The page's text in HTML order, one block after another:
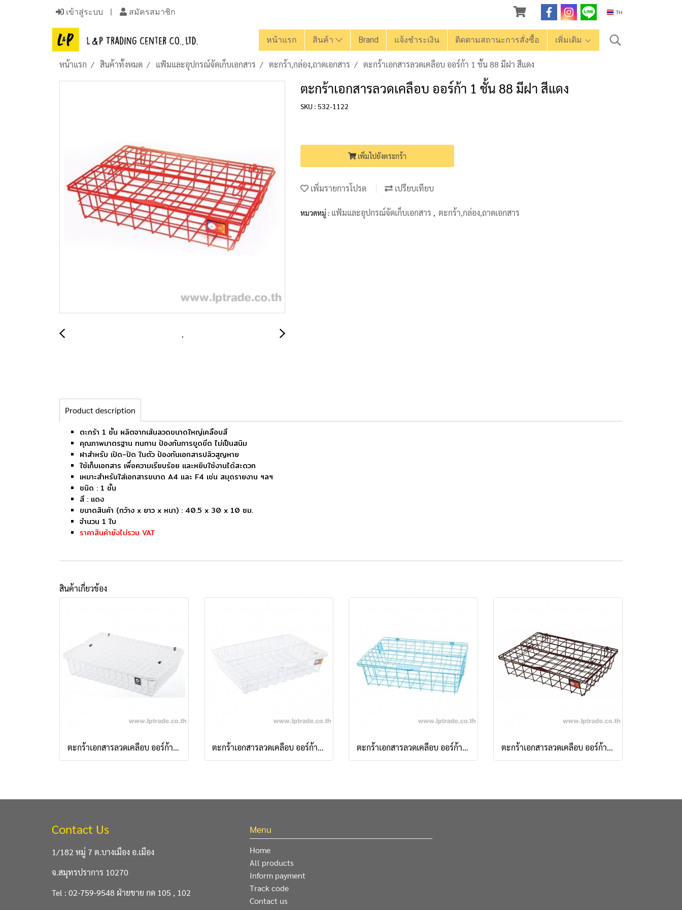
เข้าสู่ระบบ สมัครสมาชิก TH
หน้าแรก สินค้า Brand แจ้งชำระเงิน ติดตามสถานะการสั่งซื้อ เพิ่มเติม
หน้าแรก สินค้าทั้งหมด แฟ้มและอุปกรณ์จัดเก็บเอกสาร ตะกร้า,กล่อง,ถาดเอกสาร ตะกร้าเอกสารลวดเคลือบ ออร์ก้า 1 ชั้น 88 มีฝา สีแดง
ตะกร้าเอกสารลวดเคลือบ ออร์ก้า 1 ชั้น 88 มีฝา สีแดง
SKU : 532-1122
เพิ่มไปยังตระกร้า
เพิ่มรายการโปรด เปรียบเทียบ
หมวดหมู่ : แฟ้มและอุปกรณ์จัดเก็บเอกสาร , ตะกร้า,กล่อง,ถาดเอกสาร
Product description
ตะกร้า 1 ชั้น ผลิตจากเส้นลวดขนาดใหญ่เคลือบสี
คุณภาพมาตรฐาน ทนทาน ป้องกันการขูดขีด ไม่เป็นสนิม
ฝาสำหรับ เปิด-ปิด ในตัว ป้องกันเอกสารปลิวสูญหาย
ใช้เก็บเอกสาร เพื่อความเรียบร้อย และหยิบใช้งานได้สะดวก
เหมาะสำหรับใส่เอกสารขนาด A4 และ F4 เช่น สมุดรายงาน ฯลฯ
ชนิด : 1 ชั้น
สี : แดง
ขนาดสินค้า (กว้าง x ยาว x หนา) : 40.5 x 30 x 10 ซม.
จำนวน 1 ใบ
ราคาสินค้ายังไม่รวม VAT
สินค้าเกี่ยวข้อง
ตะกร้าเอกสารลวดเคลือบ ออร์ก้า 1 ชั้น 78 มีฝา สีขาว ตะกร้าเอกสารลวดเคลือบ ออร์ก้า 1 ชั้น 88 มีฝา สีขาว ตะกร้าเอกสารลวดเคลือบ ออร์ก้า 1 ชั้น 88 มีฝา สีฟ้า ตะกร้าเอกสารลวดเคลือบ ออร์ก้า 1 ชั้น 88 มีฝา สีดำ
Contact Us
1/182 หมู่ 7 ต.บางเมือง อ.เมือง
จ.สมุทรปราการ 10270
Tel : 02-759-9548 ฝ่ายขาย กด 105 , 102
Menu
Home
All products
Inform payment
Track code
Contact us